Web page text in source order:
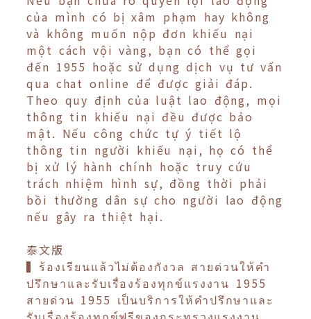
của mình có bị xâm phạm hay không
và không muốn nộp đơn khiếu nại
một cách vội vàng, bạn có thể gọi
đến 1955 hoặc sử dụng dịch vụ tư vấn
qua chat online để được giải đáp.
Theo quy định của luật lao động, mọi
thông tin khiếu nại đều được bảo
mật. Nếu công chức tự ý tiết lộ
thông tin người khiếu nại, họ có thể
bị xử lý hành chính hoặc truy cứu
trách nhiệm hình sự, đồng thời phải
bồi thường dân sự cho người lao động
nếu gây ra thiệt hại.
泰文版
▍ร้องเรียนแล้วไม่ต้องกังวล สายด่วนให้คำ
ปรึกษาและรับเรื่องร้องทุกข์แรงงาน 1955
สายด่วน 1955 เป็นบริการให้คำปรึกษาและ